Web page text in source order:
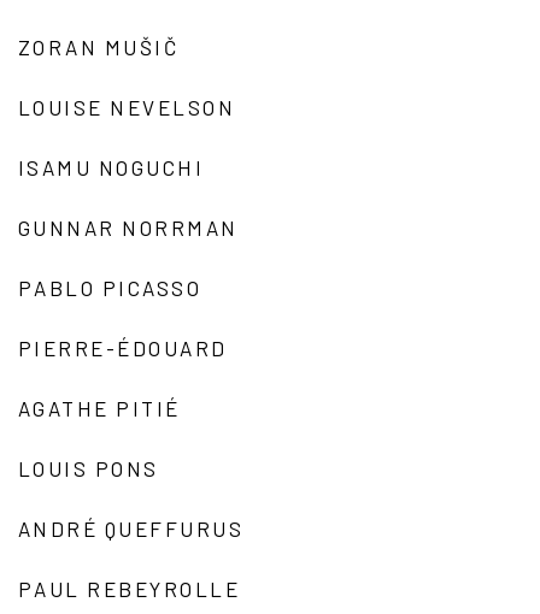
ZORAN MUŠIČ
LOUISE NEVELSON
ISAMU NOGUCHI
GUNNAR NORRMAN
PABLO PICASSO
PIERRE-ÉDOUARD
AGATHE PITIÉ
LOUIS PONS
ANDRÉ QUEFFURUS
PAUL REBEYROLLE